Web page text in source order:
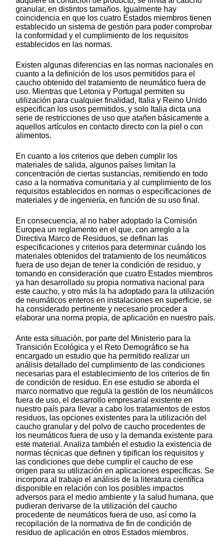
granular, en distintos tamaños. Igualmente hay
coincidencia en que los cuatro Estados miembros tienen
establecido un sistema de gestión para poder comprobar
la conformidad y el cumplimiento de los requisitos
establecidos en las normas.
Existen algunas diferencias en las normas nacionales en
cuanto a la definición de los usos permitidos para el
caucho obtenido del tratamiento de neumático fuera de
uso. Mientras que Letonia y Portugal permiten su
utilización para cualquier finalidad, Italia y Reino Unido
especifican los usos permitidos, y solo Italia dicta una
serie de restricciones de uso que atañen básicamente a
aquellos artículos en contacto directo con la piel o con
alimentos.
En cuanto a los criterios que deben cumplir los
materiales de salida, algunos países limitan la
concentración de ciertas sustancias, remitiendo en todo
caso a la normativa comunitaria y al cumplimiento de los
requisitos establecidos en normas o especificaciones de
materiales y de ingeniería, en función de su uso final.
En consecuencia, al no haber adoptado la Comisión
Europea un reglamento en el que, con arreglo a la
Directiva Marco de Residuos, se definan las
especificaciones y criterios para determinar cuándo los
materiales obtenidos del tratamiento de los neumáticos
fuera de uso dejan de tener la condición de residuo, y
tomando en consideración que cuatro Estados miembros
ya han desarrollado su propia normativa nacional para
este caucho, y otro más la ha adoptado para la utilización
de neumáticos enteros en instalaciones en superficie, se
ha considerado pertinente y necesario proceder a
elaborar una norma propia, de aplicación en nuestro país.
Ante esta situación, por parte del Ministerio para la
Transición Ecológica y el Reto Demográfico se ha
encargado un estudio que ha permitido realizar un
análisis detallado del cumplimiento de las condiciones
necesarias para el establecimiento de los criterios de fin
de condición de residuo. En ese estudio se aborda el
marco normativo que regula la gestión de los neumáticos
fuera de uso, el desarrollo empresarial existente en
nuestro país para llevar a cabo los tratamientos de estos
residuos, las opciones existentes para la utilización del
caucho granular y del polvo de caucho procedentes de
los neumáticos fuera de uso y la demanda existente para
este material. Analiza también el estudio la existencia de
normas técnicas que definen y tipifican los requisitos y
las condiciones que debe cumplir el caucho de ese
origen para su utilización en aplicaciones específicas. Se
incorpora al trabajo el análisis de la literatura científica
disponible en relación con los posibles impactos
adversos para el medio ambiente y la salud humana, que
pudieran derivarse de la utilización del caucho
procedente de neumáticos fuera de uso, así como la
recopilación de la normativa de fin de condición de
residuo de aplicación en otros Estados miembros.